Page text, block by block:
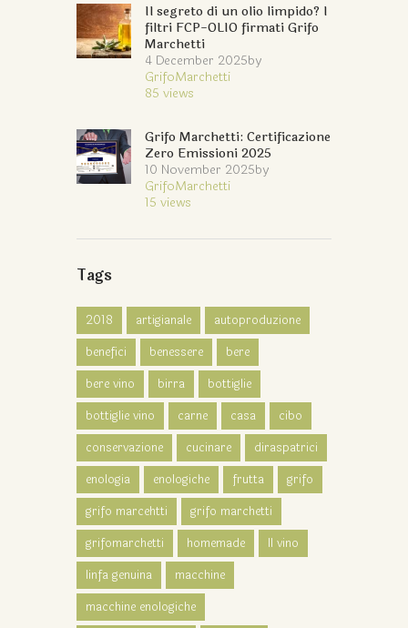
Il segreto di un olio limpido? I
filtri FCP-OLIO firmati Grifo
Marchetti
4 December 2025by
GrifoMarchetti
85 views
Grifo Marchetti: Certificazione
Zero Emissioni 2025
10 November 2025by
GrifoMarchetti
15 views
Tags
2018 artigianale
autoproduzione
benefici
benessere
bere
bere vino
birra
bottiglie
bottiglie vino
carne casa
cibo
conservazione
cucinare
diraspatrici
enologia
enologiche frutta
grifo
grifo marcehtti
grifo marchetti
grifomarchetti
homemade
Il vino
linfa genuina
macchine
macchine enologiche